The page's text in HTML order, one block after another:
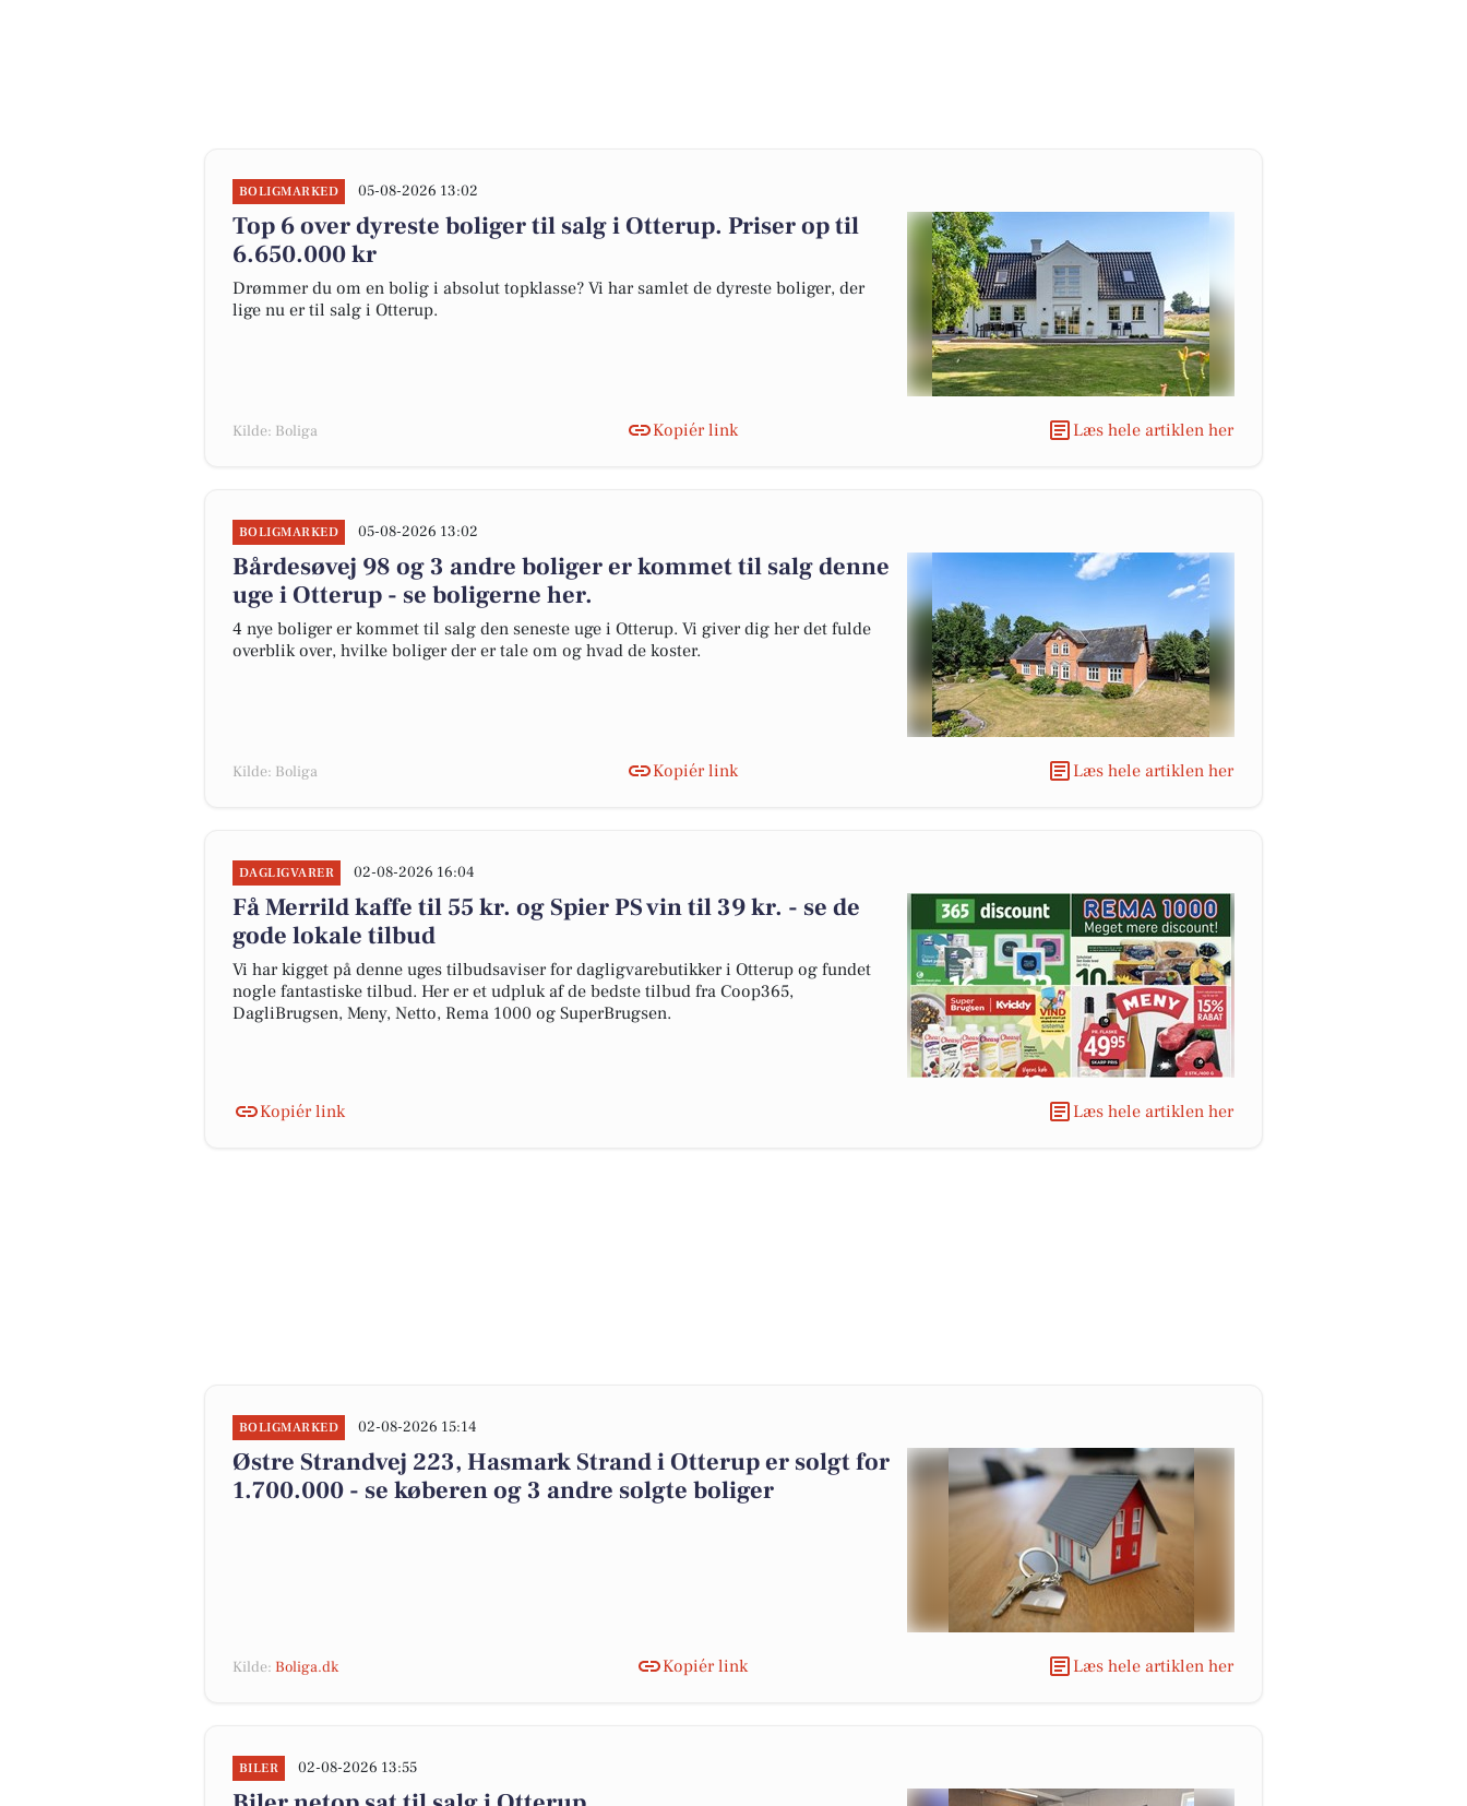
BOLIGMARKED 05-08-2026 13:02
Top 6 over dyreste boliger til salg i Otterup. Priser op til
6.650.000 kr
Drømmer du om en bolig i absolut topklasse? Vi har samlet de dyreste boliger, der
lige nu er til salg i Otterup.
Kilde: Boliga Kopiér link Læs hele artiklen her
BOLIGMARKED 05-08-2026 13:02
Bårdesøvej 98 og 3 andre boliger er kommet til salg denne
uge i Otterup - se boligerne her.
4 nye boliger er kommet til salg den seneste uge i Otterup. Vi giver dig her det fulde
overblik over, hvilke boliger der er tale om og hvad de koster.
Kilde: Boliga Kopiér link Læs hele artiklen her
DAGLIGVARER 02-08-2026 16:04
Få Merrild kaffe til 55 kr. og Spier PS vin til 39 kr. - se de
gode lokale tilbud
Vi har kigget på denne uges tilbudsaviser for dagligvarebutikker i Otterup og fundet
nogle fantastiske tilbud. Her er et udpluk af de bedste tilbud fra Coop365,
DagliBrugsen, Meny, Netto, Rema 1000 og SuperBrugsen.
Kopiér link Læs hele artiklen her
BOLIGMARKED 02-08-2026 15:14
Østre Strandvej 223, Hasmark Strand i Otterup er solgt for
1.700.000 - se køberen og 3 andre solgte boliger
Kilde: Boliga.dk Kopiér link Læs hele artiklen her
BILER 02-08-2026 13:55